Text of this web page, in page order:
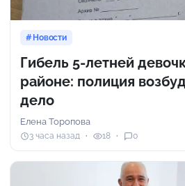
Новости
Гибель 5-летней
районе: полиция
дело
Елена Торопова
3 часа назад 18 0